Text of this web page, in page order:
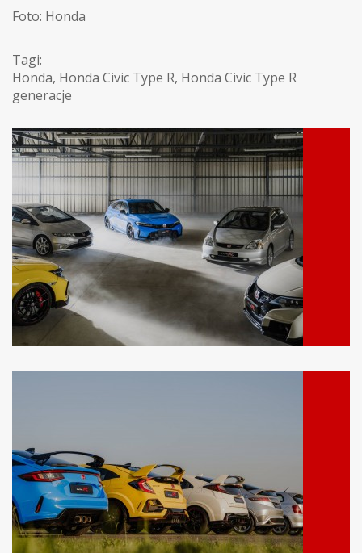
Foto: Honda
Tagi:
Honda, Honda Civic Type R, Honda Civic Type R
generacje